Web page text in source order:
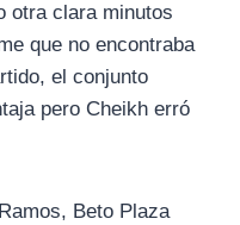
otra clara minutos
que no encontraba
el conjunto
pero Cheikh erró
Beto Plaza